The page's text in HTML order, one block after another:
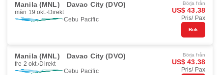
Manila (MNL) Davao City (DVO)
mån 19 okt. Direkt
Cebu Pacific
Börja från
US$ 43.38
Pris/ Pax
Bok
Manila (MNL) Davao City (DVO)
fre 2 okt. Direkt
Cebu Pacific
Börja från
US$ 43.38
Pris/ Pax